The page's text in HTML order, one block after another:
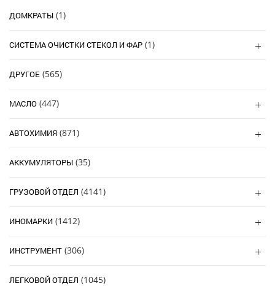
ДОМКРАТЫ (1)
СИСТЕМА ОЧИСТКИ СТЕКОЛ И ФАР (1)
ДРУГОЕ (565)
МАСЛО (447)
АВТОХИМИЯ (871)
АККУМУЛЯТОРЫ (35)
ГРУЗОВОЙ ОТДЕЛ (4141)
ИНОМАРКИ (1412)
ИНСТРУМЕНТ (306)
ЛЕГКОВОЙ ОТДЕЛ (1045)